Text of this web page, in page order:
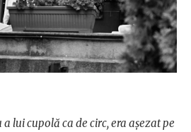
lui cupolă ca de circ, era aşezat pe